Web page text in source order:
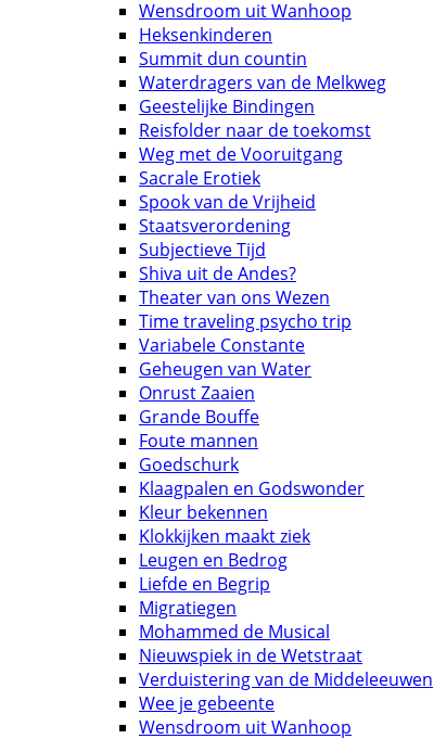
Wensdroom uit Wanhoop
Heksenkinderen
Summit dun countin
Waterdragers van de Melkweg
Geestelijke Bindingen
Reisfolder naar de toekomst
Weg met de Vooruitgang
Sacrale Erotiek
Spook van de Vrijheid
Staatsverordening
Subjectieve Tijd
Shiva uit de Andes?
Theater van ons Wezen
Time traveling psycho trip
Variabele Constante
Geheugen van Water
Onrust Zaaien
Grande Bouffe
Foute mannen
Goedschurk
Klaagpalen en Godswonder
Kleur bekennen
Klokkijken maakt ziek
Leugen en Bedrog
Liefde en Begrip
Migratiegen
Mohammed de Musical
Nieuwspiek in de Wetstraat
Verduistering van de Middeleeuwen
Wee je gebeente
Wensdroom uit Wanhoop